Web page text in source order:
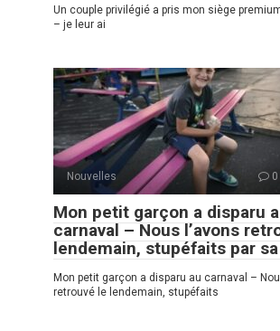
Un couple privilégié a pris mon siège
– je leur ai
Nouvelles 0
Mon petit garçon a disparu
carnaval – Nous l’avons
lendemain, stupéfaits par
Mon petit garçon a disparu au carnaval –
retrouvé le lendemain, stupéfaits